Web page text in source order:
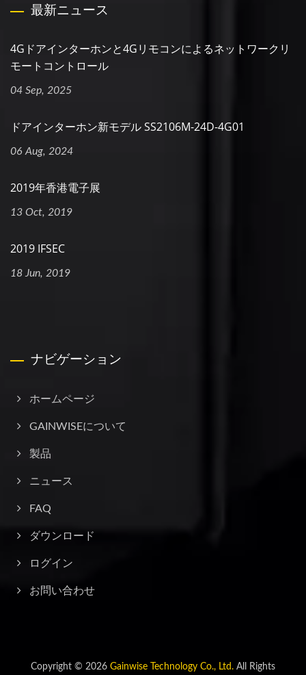
最新ニュース
4Gドアインターホンと4Gリモコンによるネットワークリ
モートコントロール
04 Sep, 2025
ドアインターホン新モデル SS2106M-24D-4G01
06 Aug, 2024
2019年香港電子展
13 Oct, 2019
2019 IFSEC
18 Jun, 2019
ナビゲーション
ホームページ
GAINWISEについて
製品
ニュース
FAQ
ダウンロード
ログイン
お問い合わせ
Copyright © 2026 Gainwise Technology Co., Ltd. All Rights